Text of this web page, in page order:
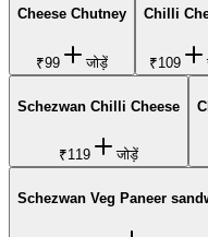
Cheese Chutney
₹99 जोड़ें
Chilli
₹109
Schezwan Chilli Cheese
₹119 जोड़ें
Schezwan Veg Paneer